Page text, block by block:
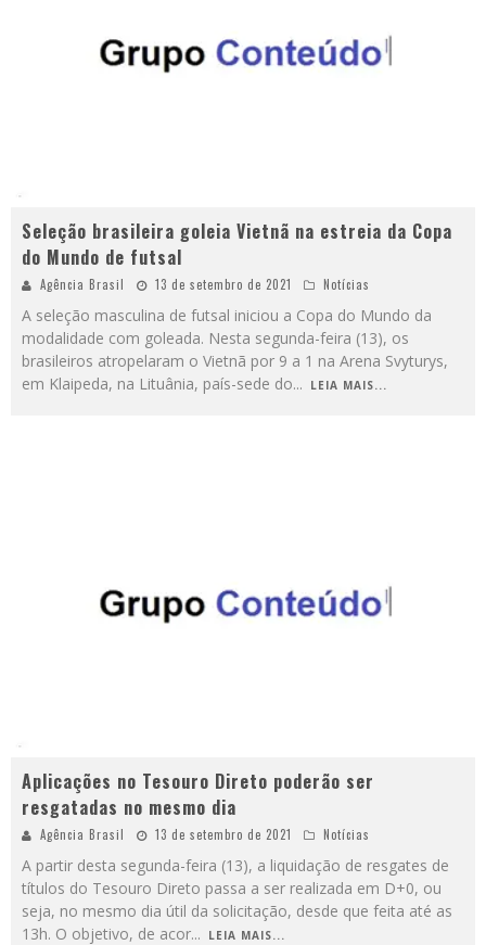
Seleção brasileira goleia Vietnã na estreia da Copa
do Mundo de futsal
Agência Brasil 13 de setembro de 2021 Notícias
A seleção masculina de futsal iniciou a Copa do Mundo da
modalidade com goleada. Nesta segunda-feira (13), os
brasileiros atropelaram o Vietnã por 9 a 1 na Arena Svyturys,
em Klaipeda, na Lituânia, país-sede do... LEIA MAIS...
Aplicações no Tesouro Direto poderão ser
resgatadas no mesmo dia
Agência Brasil 13 de setembro de 2021 Notícias
A partir desta segunda-feira (13), a liquidação de resgates de
títulos do Tesouro Direto passa a ser realizada em D+0, ou
seja, no mesmo dia útil da solicitação, desde que feita até as
13h. O objetivo, de acor... LEIA MAIS...